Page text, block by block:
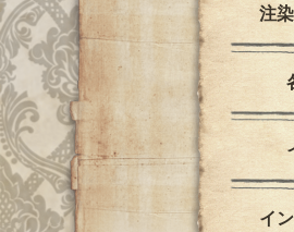
注
イ